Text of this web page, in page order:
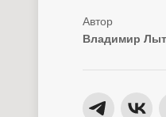
Владимир